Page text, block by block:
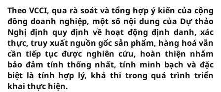
Theo VCCI, qua rà soát và tổng hợp ý kiến của cộng
đồng doanh nghiệp, một số nội dung của Dự thảo
Nghị định quy định về hoạt động định danh, xác
thực, truy xuất nguồn gốc sản phẩm, hàng hoá vẫn
cần tiếp tục được nghiên cứu, hoàn thiện nhằm
bảo đảm tính thống nhất, tính minh bạch và đặc
biệt là tính hợp lý, khả thi trong quá trình triển
khai thực hiện.